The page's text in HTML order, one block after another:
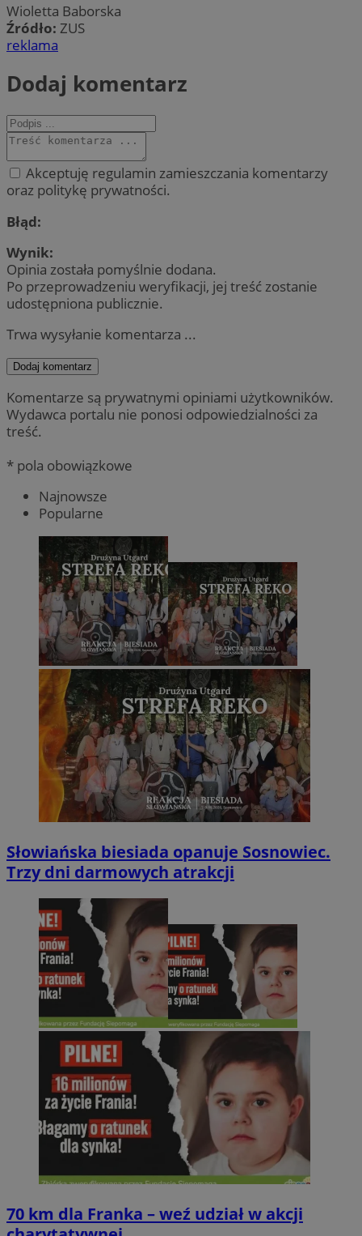
Wioletta Baborska
Źródło: ZUS
reklama
Dodaj komentarz
Akceptuję regulamin zamieszczania komentarzy
oraz politykę prywatności.
Błąd:
Wynik:
Opinia została pomyślnie dodana.
Po przeprowadzeniu weryfikacji, jej treść zostanie
udostępniona publicznie.
Trwa wysyłanie komentarza ...
Dodaj komentarz
Komentarze są prywatnymi opiniami użytkowników.
Wydawca portalu nie ponosi odpowiedzialności za
treść.
* pola obowiązkowe
Najnowsze
Popularne
Słowiańska biesiada opanuje Sosnowiec.
Trzy dni darmowych atrakcji
70 km dla Franka – weź udział w akcji